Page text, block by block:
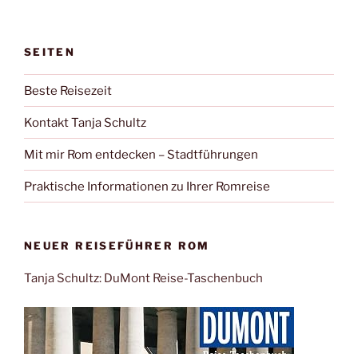
SEITEN
Beste Reisezeit
Kontakt Tanja Schultz
Mit mir Rom entdecken – Stadtführungen
Praktische Informationen zu Ihrer Romreise
NEUER REISEFÜHRER ROM
Tanja Schultz: DuMont Reise-Taschenbuch